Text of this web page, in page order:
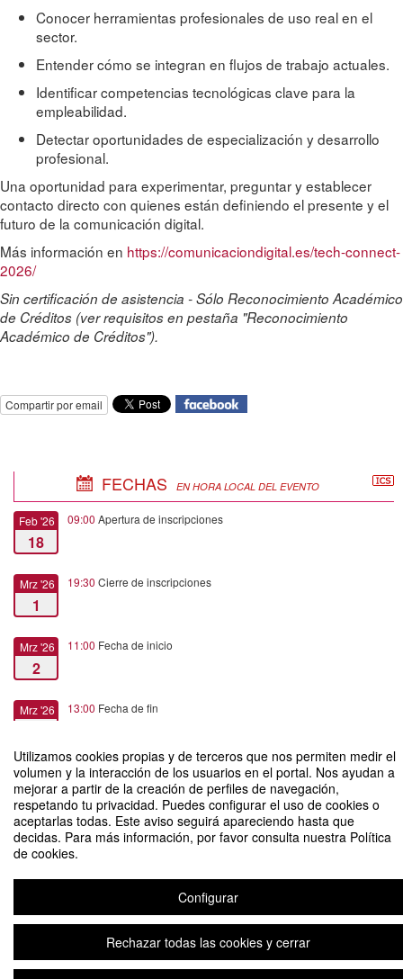
Utilizamos cookies propias y de terceros que nos permiten medir el
volumen y la interacción de los usuarios en el portal. Nos ayudan a
mejorar a partir de la creación de perfiles de navegación,
respetando tu privacidad. Puedes configurar el uso de cookies o
aceptarlas todas. Este aviso seguirá apareciendo hasta que
decidas. Para más información, por favor consulta nuestra Política
de cookies.
Configurar
Rechazar todas las cookies y cerrar
Conocer herramientas profesionales de uso real en el
sector.
Entender cómo se integran en flujos de trabajo actuales.
Identificar competencias tecnológicas clave para la
empleabilidad.
Detectar oportunidades de especialización y desarrollo
profesional.
Una oportunidad para experimentar, preguntar y establecer
contacto directo con quienes están definiendo el presente y el
futuro de la comunicación digital.
Más información en https://comunicaciondigital.es/tech-connect-
2026/
Sin certificación de asistencia - Sólo Reconocimiento Académico
de Créditos (ver requisitos en pestaña "Reconocimiento
Académico de Créditos").
Compartir por email
FECHAS EN HORA LOCAL DEL EVENTO
Feb '26
18
09:00 Apertura de inscripciones
Mrz '26
1
19:30 Cierre de inscripciones
Mrz '26
2
11:00 Fecha de inicio
Mrz '26 13:00 Fecha de fin
Tech Connect 2026 - Jornada Profesional de Comunicación Digital
Aviso legal|Contacto
Plataforma de organización de eventos Symposium
Copyright © 2026